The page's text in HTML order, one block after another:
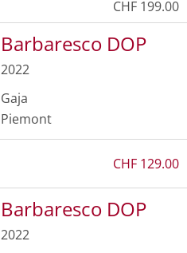
CHF 199.00
Barbaresco DOP
2022
Gaja
Piemont
CHF 129.00
Barbaresco DOP
2022